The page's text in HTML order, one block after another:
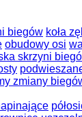
biegów koła
obudowy osi
skrzyni
zmiany